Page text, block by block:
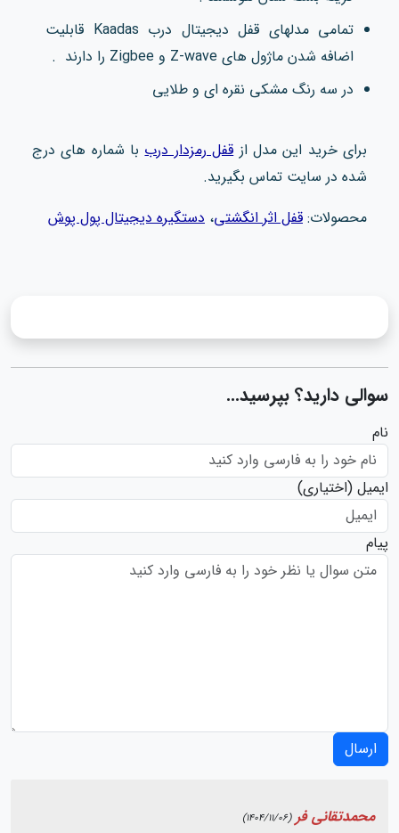
تمامی مدلهای قفل دیجیتال درب Kaadas قابلیت
اضافه شدن ماژول های Z-wave و Zigbee را دارند .
در سه رنگ مشکی نقره ای و طلایی
برای خرید این مدل ازقفل رمزدار درببا شماره های درج
شده در سایت تماس بگیرید.
محصولات: قفل اثر انگشتی، دستگیره دیجیتال پول پوش
سوالی دارید؟ بپرسید...
نام
ایمیل (اختیاری)
پیام
ارسال
محمدتقانی فر (1404/11/06)